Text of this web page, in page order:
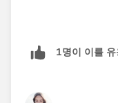
1명이 이를